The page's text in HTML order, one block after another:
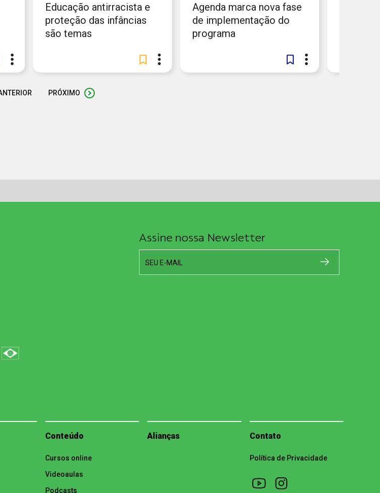
Educação antirracista e
proteção das infâncias
são temas
Agenda marca nova fase
de implementação do
programa
PRÓXIMO
Assine nossa Newsletter
SEU E-MAIL
Conteúdo
Cursos online
Videoaulas
Podcasts
Alianças Contato
Política de Privacidade